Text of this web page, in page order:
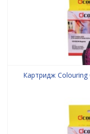
Картридж Colouring